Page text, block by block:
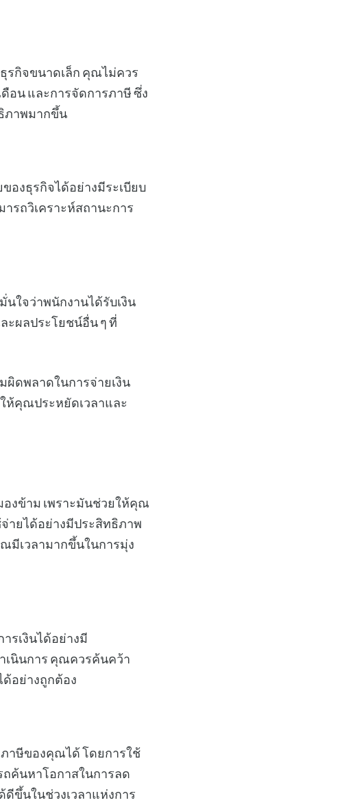
รกิจขนาดเล็ก คุณไม่ควร
อน และการจัดการภาษี ซึ่ง
ภาพมากขึ้น
งธุรกิจได้อย่างมีระเบียบ
รถวิเคราะห์สถานะการ
ใจว่าพนักงานได้รับเงิน
ะผลประโยชน์อื่น ๆ ที่
ดพลาดในการจ่ายเงิน
ห้คุณประหยัดเวลาและ
งข้าม เพราะมันช่วยให้คุณ
ายได้อย่างมีประสิทธิภาพ
มีเวลามากขึ้นในการมุ่ง
รเงินได้อย่างมี
เนินการ คุณควรค้นคว้า
อย่างถูกต้อง
าษีของคุณได้ โดยการใช้
ค้นหาโอกาสในการลด
ขึ้นในช่วงเวลาแห่งการ